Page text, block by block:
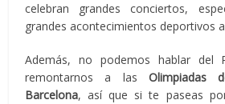
celebran grandes conciertos,
grandes acontecimientos deportivos
Además, no podemos hablar del
remontarnos a las Olimpiadas
Barcelona, así que si te paseas